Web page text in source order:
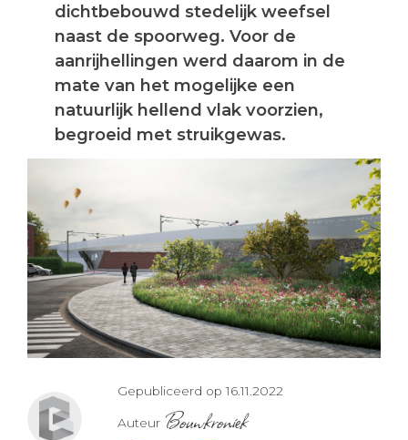
dichtbebouwd stedelijk weefsel
naast de spoorweg. Voor de
aanrijhellingen werd daarom in de
mate van het mogelijke een
natuurlijk hellend vlak voorzien,
begroeid met struikgewas.
Gepubliceerd op 16.11.2022
Auteur Bouwkroniek